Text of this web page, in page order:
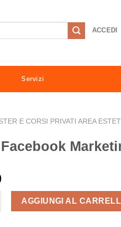
ACCEDI
Servizi
E CORSI PRIVATI AREA
Marketing nel Beauty quantità
AGGIUNGI AL